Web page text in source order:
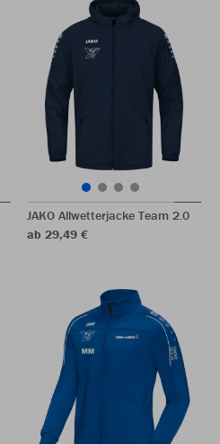
JAKO Allwetterjacke Team 2.0
ab 29,49 €